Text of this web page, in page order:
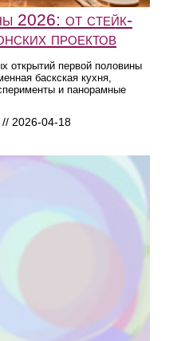
2026: от стейк-
проектов
открытий первой половины
баскская кухня,
и панорамные
2026-04-18